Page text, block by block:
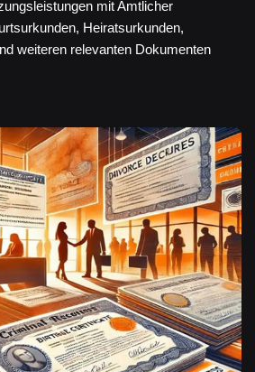
mit Amtlicher
Heiratsurkunden,
weiteren relevanten Dokumenten